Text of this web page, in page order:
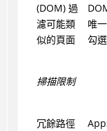
(DOM) 過
濾可能類
似的頁面
唯
勾
掃描限制
冗餘路徑